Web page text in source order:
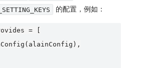
的配置，例如：
= [